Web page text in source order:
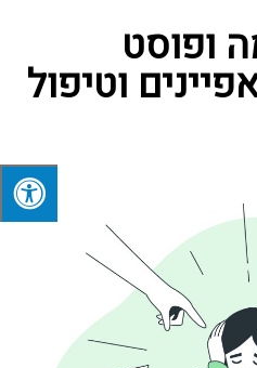
ופוסט
וטיפול